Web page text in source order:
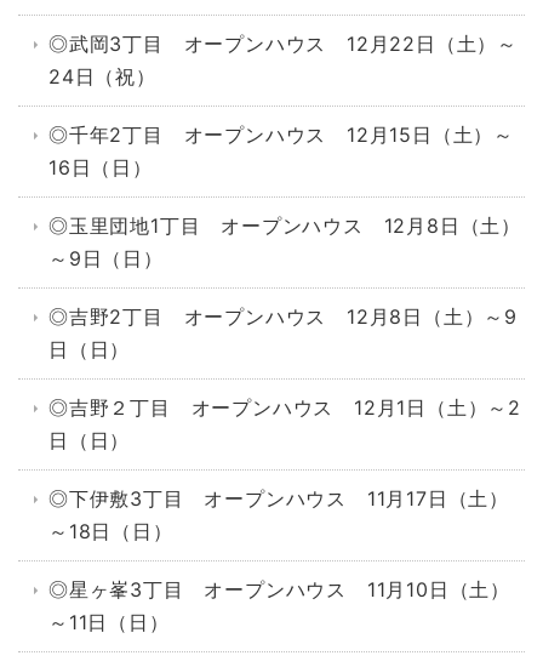
◎武岡3丁目 オープンハウス 12月22日（土）～
24日（祝）
◎千年2丁目 オープンハウス 12月15日（土）～
16日（日）
◎玉里団地1丁目 オープンハウス 12月8日（土）
～9日（日）
◎吉野2丁目 オープンハウス 12月8日（土）～9
日（日）
◎吉野２丁目 オープンハウス 12月1日（土）～2
日（日）
◎下伊敷3丁目 オープンハウス 11月17日（土）
～18日（日）
◎星ヶ峯3丁目 オープンハウス 11月10日（土）
～11日（日）